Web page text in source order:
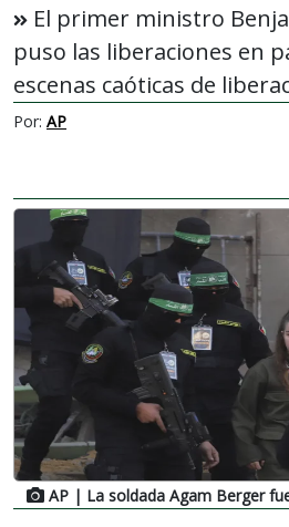
El primer ministro
puso las liberaciones en
escenas caóticas de
Por: AP
AP | La soldada Agam Berger